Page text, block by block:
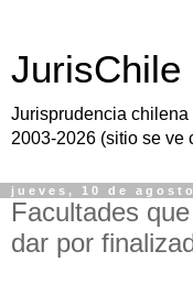
JurisChile
Jurisprudencia
2003-2026 (sitio se ve
jueves, 10 de
Facultades
dar por